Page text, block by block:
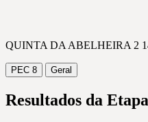
QUINTA DA ABELHEIRA 2
PEC 8 Geral
Resultados da